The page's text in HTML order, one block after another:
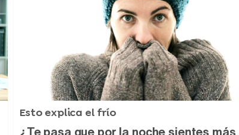
Esto explica el frío